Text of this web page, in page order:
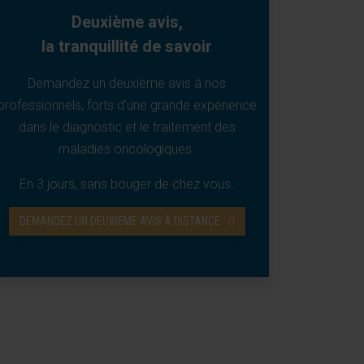
Deuxième avis,
la tranquillité de savoir
Demandez un deuxième avis à nos
forts d’une grande expérience
dans le diagnostic et le traitement des
maladies oncologiques.
En 3 jours, sans bouger de chez vous.
DEMANDEZ UN DEUXIÈME AVIS À DISTANCE